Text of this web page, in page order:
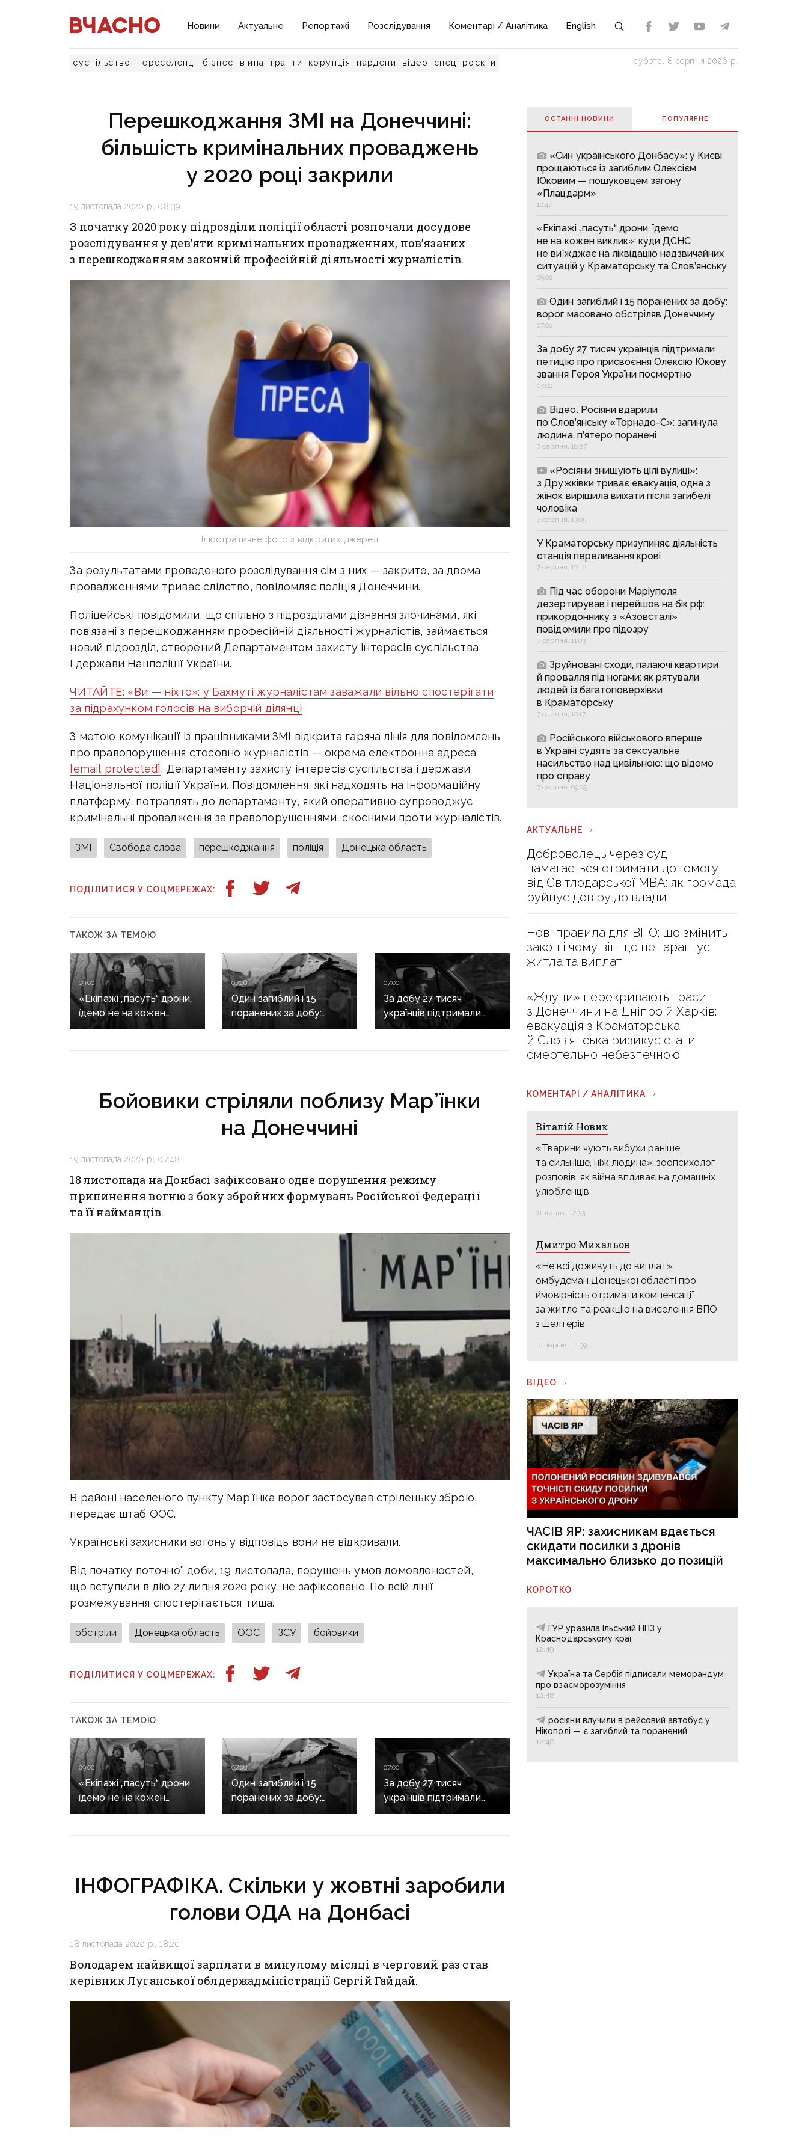
Новини Актуальне Репортажі Розслідування Коментарі / Аналітика English
суспільство переселенці бізнес війна гранти корупція нардепи відео спецпроєкти субота, 8 серпня 2026 р.
Перешкоджання ЗМІ на Донеччині:
більшість кримінальних проваджень
у 2020 році закрили
19 листопада 2020 р., 08:39
З початку 2020 року підрозділи поліції області розпочали досудове
розслідування у дев’яти кримінальних провадженнях, пов’язаних
з перешкоджанням законній професійній діяльності журналістів.
Ілюстративне фото з відкритих джерел
За результатами проведеного розслідування сім з них — закрито, за двома
провадженнями триває слідство, повідомляє поліція Донеччини.
Поліцейські повідомили, що спільно з підрозділами дізнання злочинами, які
пов’язані з перешкоджанням професійній діяльності журналістів, займається
новий підрозділ, створений Департаментом захисту інтересів суспільства
і держави Нацполіції України.
ЧИТАЙТЕ: «Ви — ніхто»: у Бахмуті журналістам заважали вільно спостерігати
за підрахунком голосів на виборчій ділянці
З метою комунікації із працівниками ЗМІ відкрита гаряча лінія для повідомлень
про правопорушення стосовно журналістів — окрема електронна адреса
[email protected], Департаменту захисту інтересів суспільства і держави
Національної поліції України. Повідомлення, які надходять на інформаційну
платформу, потраплять до департаменту, який оперативно супроводжує
кримінальні провадження за правопорушеннями, скоєними проти журналістів.
ЗМІ Свобода слова перешкоджання поліція Донецька область
ПОДІЛИТИСЯ У СОЦМЕРЕЖАХ:
ТАКОЖ ЗА ТЕМОЮ
09:00
«Екіпажі „пасуть“ дрони,
їдемо не на кожен
виклик»: куди ДСНС
та Слов’янську
07:08
Один загиблий і 15
поранених за добу:
ворог масовано
07:00
За добу 27 тисяч
українців підтримали
петицію про присвоєння
Бойовики стріляли поблизу Мар’їнки
на Донеччині
19 листопада 2020 р., 07:48
18 листопада на Донбасі зафіксовано одне порушення режиму
припинення вогню з боку збройних формувань Російської Федерації
та її найманців.
В районі населеного пункту Мар’їнка ворог застосував стрілецьку зброю,
передає штаб ООС.
Українські захисники вогонь у відповідь вони не відкривали.
Від початку поточної доби, 19 листопада, порушень умов домовленостей,
що вступили в дію 27 липня 2020 року, не зафіксовано. По всій лінії
розмежування спостерігається тиша.
обстріли Донецька область ООС ЗСУ бойовики
ПОДІЛИТИСЯ У СОЦМЕРЕЖАХ:
ТАКОЖ ЗА ТЕМОЮ
09:00
«Екіпажі „пасуть“ дрони,
їдемо не на кожен
виклик»: куди ДСНС
та Слов’янську
07:08
Один загиблий і 15
поранених за добу:
ворог масовано
07:00
За добу 27 тисяч
українців підтримали
петицію про присвоєння
ІНФОГРАФІКА. Скільки у жовтні заробили
голови ОДА на Донбасі
18 листопада 2020 р., 18:20
Володарем найвищої зарплати в минулому місяці в черговий раз став
керівник Луганської облдержадміністрації Сергій Гайдай.
ОСТАННІ НОВИНИ ПОПУЛЯРНE
«Син українського Донбасу»: у Києві
прощаються із загиблим Олексієм
Юковим — пошуковцем загону
«Плацдарм»
10:47
«Екіпажі „пасуть“ дрони, їдемо
не на кожен виклик»: куди ДСНС
не виїжджає на ліквідацію надзвичайних
ситуацій у Краматорську та Слов’янську
09:00
Один загиблий і 15 поранених за добу:
ворог масовано обстріляв Донеччину
07:08
За добу 27 тисяч українців підтримали
петицію про присвоєння Олексію Юкову
звання Героя України посмертно
07:00
Відео. Росіяни вдарили
по Слов’янську «Торнадо-С»: загинула
людина, п’ятеро поранені
7 серпня, 16:27
«Росіяни знищують цілі вулиці»:
з Дружківки триває евакуація, одна з
жінок вирішила виїхати після загибелі
чоловіка
7 серпня, 13:05
У Краматорську призупиняє діяльність
станція переливання крові
7 серпня, 12:16
Під час оборони Маріуполя
дезертирував і перейшов на бік рф:
прикордоннику з «Азовсталі»
повідомили про підозру
7 серпня, 11:03
Зруйновані сходи, палаючі квартири
й провалля під ногами: як рятували
людей із багатоповерхівки
в Краматорську
7 серпня, 10:17
Російського військового вперше
в Україні судять за сексуальне
насильство над цивільною: що відомо
про справу
7 серпня, 09:05
АКТУАЛЬНЕ
Доброволець через суд
намагається отримати допомогу
від Світлодарської МВА: як громада
руйнує довіру до влади
Нові правила для ВПО: що змінить
закон і чому він ще не гарантує
житла та виплат
«Ждуни» перекривають траси
з Донеччини на Дніпро й Харків:
евакуація з Краматорська
й Слов’янська ризикує стати
смертельно небезпечною
КОМЕНТАРІ / АНАЛІТИКА
Віталій Новик
«Тварини чують вибухи раніше
та сильніше, ніж людина»: зоопсихолог
розповів, як війна впливає на домашніх
улюбленців
31 липня, 12:33
Дмитро Михальов
«Не всі доживуть до виплат»:
омбудсман Донецької області про
ймовірність отримати компенсації
за житло та реакцію на виселення ВПО
з шелтерів
16 червня, 11:39
ВІДЕО
ЧАСІВ ЯР: захисникам вдається
скидати посилки з дронів
максимально близько до позицій
КОРОТКО
ГУР уразила Ільський НПЗ у
Краснодарському краї
12:49
Україна та Сербія підписали меморандум
про взаєморозуміння
12:48
росіяни влучили в рейсовий автобус у
Нікополі — є загиблий та поранений
12:48